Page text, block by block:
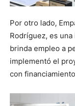
Por otro lado,
Rodríguez, es
brinda empleo a
implementó el
con